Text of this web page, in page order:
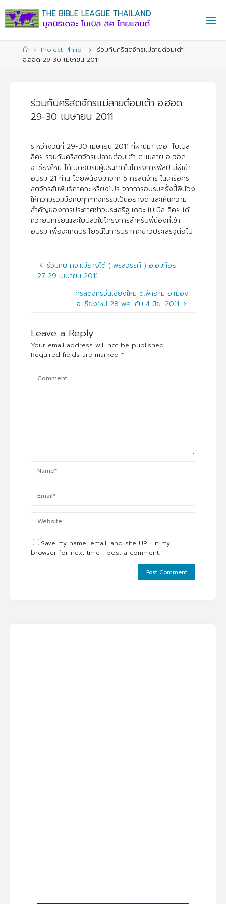
to
content
HomeProject Philip
ร่วมกับคริสตจักรแม่ลายต๋อมเต้า
อ.ฮอด 29-30 เมษายน 2011
ร่วมกับคริสตจักรแม่ลายต๋อมเต้า อ.ฮอด
29-30 เมษายน 2011
ระหว่างวันที่ 29-30 เมษายน 2011 ที่ผ่านมา เดอะ ไบเบิล
ลิคฯ ร่วมกับคริสตจักรแม่ลายต๋อมเต้า ต.แม่ลาย อ.ฮอด
จ.เชียงใหม่ ได้เปิดอบรมผู้ประกาศในโครงการฟีลิป มีผู้เข้า
อบรม 21 ท่าน โดยพี่น้องมาจาก 5 คริสตจักร ในเครือคริ
สตจักรสัมพันธ์ภาคกะเหรี่ยงโปร์ จากการอบรมครั้งนี้พี่น้อง
ให้ความร่วมมือกับทุกๆกิจกรรมเป็นอย่างดี และเห็นความ
สำคัญของการประกาศข่าวประเสริฐ เดอะ ไบเบิล ลิคฯ ได้
ถวายบทเรียนและใบปลิวในโครงการสำหรับพี่น้องที่เข้า
อบรม เพื่อจะเกิดประโยชน์ในการประกาศข่าวประเสริฐต่อไป
ร่วมกับ คจ.แม่ยางใต้ ( พรสวรรค์ ) อ.อมก๋อย
27-29 เมษายน 2011
คริสตจักรจีนเชียงใหม่ ต.ฟ้าฮ่าม อ.เมือง
จ.เชียงใหม่ 28 พค. กับ 4 มิย. 2011
Leave a Reply
Your email address will not be published.
Required fields are marked *
Save my name, email, and site URL in my
browser for next time I post a comment.